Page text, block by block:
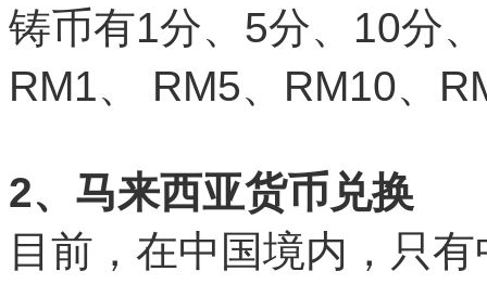
铸币有1分、5分、10分
RM1、 RM5、RM10、
2、马来西亚货币兑换
目前，在中国境内，只